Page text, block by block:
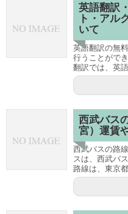
英語翻訳
ト・アル
いて
英語翻訳の無
行うことがで
翻訳では、英
西武バス
宮）運賃
西武バスの路
スは、西武バ
路線は、東京